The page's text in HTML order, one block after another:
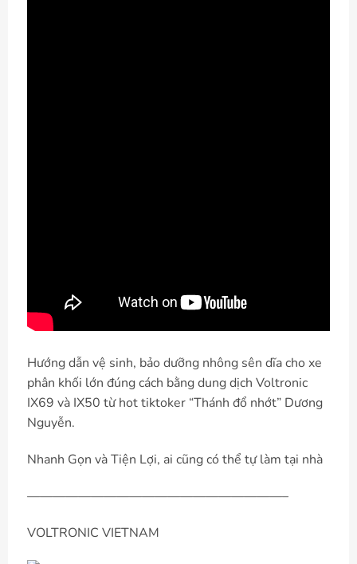
Hướng dẫn vệ sinh, bảo dưỡng nhông sên dĩa cho xe
phân khối lớn đúng cách bằng dung dịch Voltronic
IX69 và IX50 từ hot tiktoker “Thánh đổ nhớt” Dương
Nguyễn.
Nhanh Gọn và Tiện Lợi, ai cũng có thể tự làm tại nhà
————————————————————–
VOLTRONIC VIETNAM